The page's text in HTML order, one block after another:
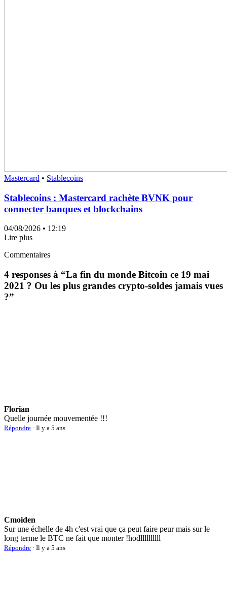
Mastercard • Stablecoins
Stablecoins : Mastercard rachète BVNK pour
connecter banques et blockchains
04/08/2026 • 12:19
Lire plus
Commentaires
4 responses à “La fin du monde Bitcoin ce 19 mai
2021 ? Ou les plus grandes crypto-soldes jamais vues
?”
Florian
Quelle journée mouvementée !!!
Répondre · Il y a 5 ans
Cmoiden
Sur une échelle de 4h c'est vrai que ça peut faire peur mais sur le
long terme le BTC ne fait que monter !hodllllllllll
Répondre · Il y a 5 ans